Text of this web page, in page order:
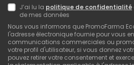
J’ai lu la politique de confidentialité
de mes données
Nous vous informons que PromoFarma
l'adresse électronique fournie pour vous
communications commerciales ou
votre profil d'utilisateur, si vous donnez
pouvez retirer votre consentement et